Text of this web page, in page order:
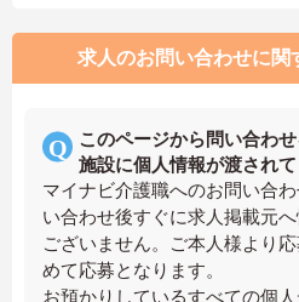
求人のお問い合わせに関
このページから問い合わ
施設に個人情報が渡され
マイナビ介護職へのお問い合
い合わせ後すぐに求人掲載元
ございません。ご本人様より
めて応募となります。
お預かりしているすべての個